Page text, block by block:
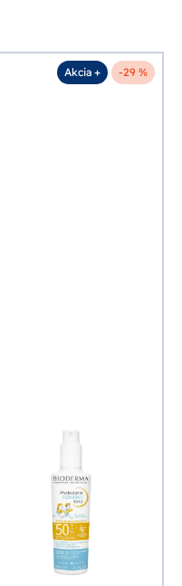
Akcia + -29 %